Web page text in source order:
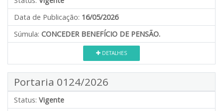
Data de Publicação: 16/05/2026
Súmula: CONCEDER BENEFÍCIO DE PENSÃO.
DETALHES
Portaria 0124/2026
Status: Vigente